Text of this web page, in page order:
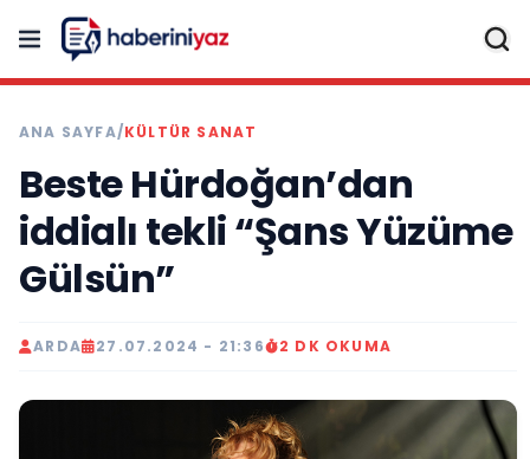
ANA SAYFA/KÜLTÜR SANAT
Beste Hürdoğan’dan
iddialı tekli “Şans Yüzüme
Gülsün”
ARDA 27.07.2024 - 21:36 2 DK OKUMA